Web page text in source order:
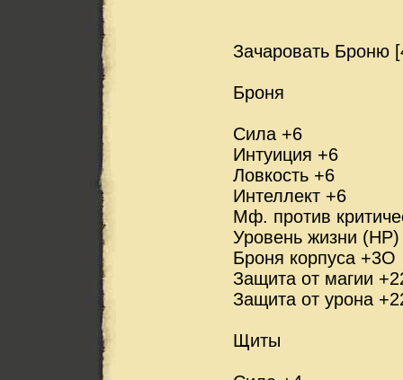
Зачаровать Броню
Броня
Сила +6
Интуиция +6
Ловкость +6
Интеллект +6
Мф. против
Уровень жизни
Броня корпуса +3О
Защита от магии
Защита от урона
Щиты